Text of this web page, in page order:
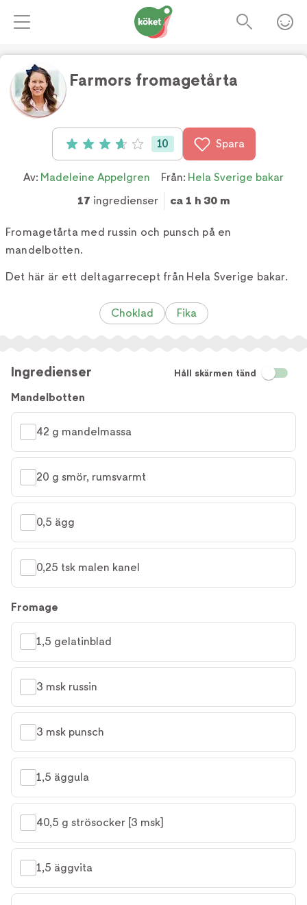
Farmors fromagetårta
Betyg: 3.7 av 5 (10 röster)
10 Spara
Av: Madeleine Appelgren Från: Hela Sverige bakar
17 ingredienser ca 1 h 30 m
Fromagetårta med russin och punsch på en
mandelbotten.
Det här är ett deltagarrecept från Hela Sverige bakar.
Choklad Fika
Ingredienser Håll skärmen tänd
Mandelbotten
42 g mandelmassa
20 g smör, rumsvarmt
0,5 ägg
0,25 tsk malen kanel
Fromage
1,5 gelatinblad
3 msk russin
3 msk punsch
1,5 äggula
40,5 g strösocker [3 msk]
1,5 äggvita